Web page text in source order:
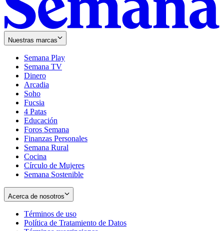
Nuestras marcas
Semana Play
Semana TV
Dinero
Arcadia
Soho
in
new
window
Fucsia
in
new
window
4 Patas
Educación
Foros Semana
Finanzas Personales
Semana Rural
Cocina
Círculo de Mujeres
Semana Sostenible
Acerca de nosotros
Términos de uso
in
Política de Tratamiento de Datos